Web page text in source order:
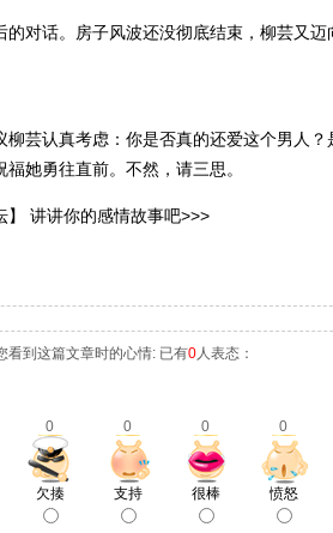
的对话。房子风波还没彻底结束，柳芸
柳芸认真考虑：你是否真的还爱这个男人
她勇往直前。不然，请三思。
】 讲讲你的感情故事吧>>>
看到这篇文章时的心情: 已有0人表态：
0 0 0 0
欠揍 支持 很棒 愤怒